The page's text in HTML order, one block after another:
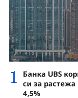
1
Банка UBS
си за
4,5%